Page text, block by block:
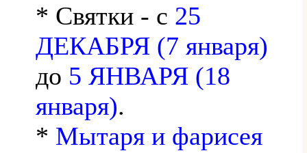
* Святки - с 25
ДЕКАБРЯ (7 января)
до 5 ЯНВАРЯ (18
января).
* Мытаря и фарисея